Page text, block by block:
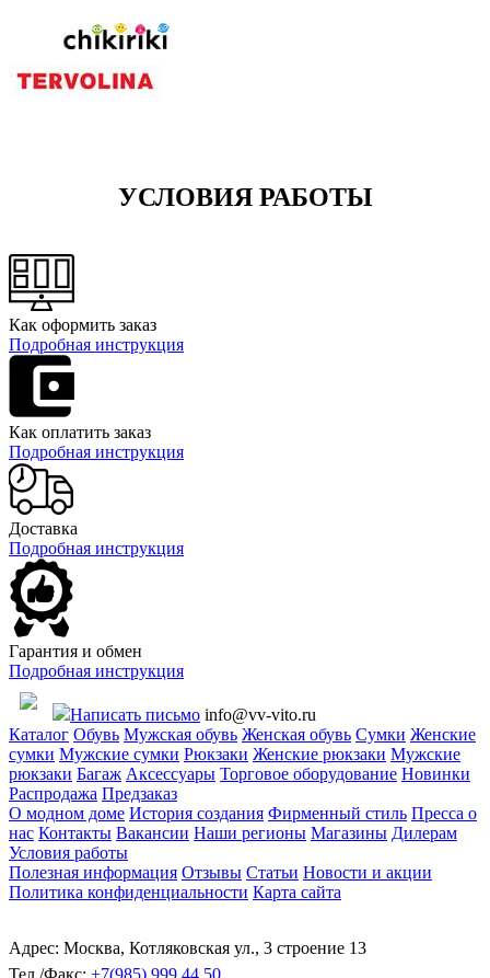
УСЛОВИЯ РАБОТЫ
Как оформить заказ
Подробная инструкция
Как оплатить заказ
Подробная инструкция
Доставка
Подробная инструкция
Гарантия и обмен
Подробная инструкция
Написать письмо info@vv-vito.ru
Каталог Обувь Мужская обувь Женская обувь Сумки Женские
сумки Мужские сумки Рюкзаки Женские рюкзаки Мужские
рюкзаки Багаж Аксессуары Торговое оборудование Новинки
Распродажа Предзаказ
О модном доме История создания Фирменный стиль Пресса о
нас Контакты Вакансии Наши регионы Магазины Дилерам
Условия работы
Полезная информация Отзывы Статьи Новости и акции
Политика конфиденциальности Карта сайта
Адрес: Москва, Котляковская ул., 3 строение 13
Тел./Факс: +7(985) 999 44 50